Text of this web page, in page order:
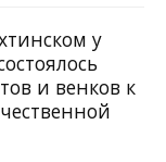
у
и венков к